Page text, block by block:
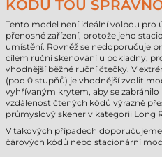
KÓDŮ TOU
Tento model není ideální volbou pro
přenosné zařízení, protože jeho
umístění. Rovněž se nedoporučuje
cílem ruční skenování u pokladny;
vhodnější běžné ruční čtečky. V
(pod 0 stupňů) je vhodnější zvolit
vyhřívaným krytem, aby se
vzdálenost čtených kódů výrazně
průmyslový skener v kategorii Long
V takových případech
čárových kódů nebo stacionární